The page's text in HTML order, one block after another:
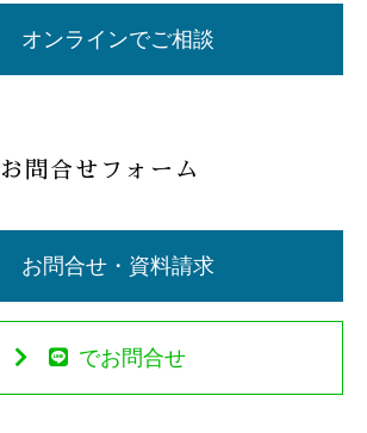
オンラインでご相談
お問合せフォーム
お問合せ・資料請求
でお問合せ